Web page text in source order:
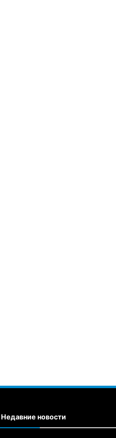
Недавние новости